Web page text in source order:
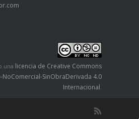
una licencia de Creative Commons
NoComercial-SinObraDerivada 4.0
Internacional